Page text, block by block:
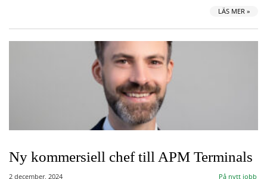
LÄS MER »
Ny kommersiell chef till APM Terminals
2 december, 2024 På nytt jobb